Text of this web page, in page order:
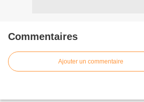
Commentaires
Ajouter un commentaire